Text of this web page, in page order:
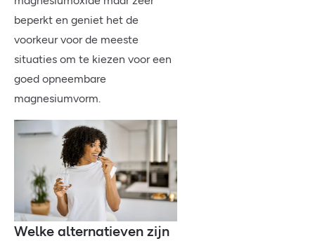
beperkt en geniet het de
voorkeur voor de meeste
situaties om te kiezen voor een
goed opneembare
magnesiumvorm.
Welke alternatieven zijn